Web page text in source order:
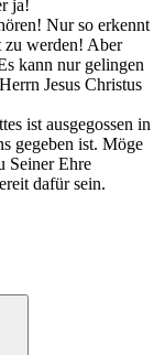
ja!
Nur so erkennt
zu werden! Aber
kann nur gelingen
Jesus Christus
ist ausgegossen in
gegeben ist. Möge
Seiner Ehre
dafür sein.